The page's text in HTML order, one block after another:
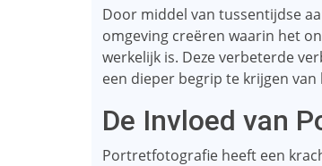
Door middel van tussentijdse
omgeving creëren waarin het
werkelijk is. Deze verbeterde
een ​​dieper begrip te krijgen
De Invloed van
Portretfotografie heeft een